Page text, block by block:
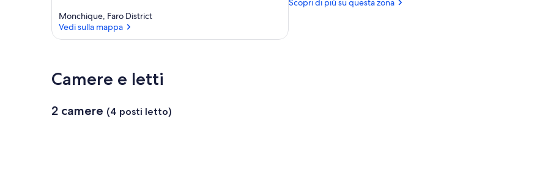
Monchique, Faro District
Vedi sulla mappa
vecchia
Scopri di più su questa zona
Camere e letti
2 camere (4 posti letto)